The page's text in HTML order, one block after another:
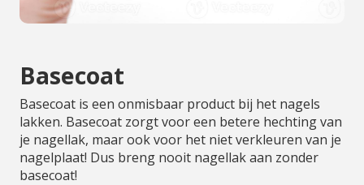
Basecoat
Basecoat is een onmisbaar product bij het nagels
lakken. Basecoat zorgt voor een betere hechting van
je nagellak, maar ook voor het niet verkleuren van je
nagelplaat! Dus breng nooit nagellak aan zonder
basecoat!